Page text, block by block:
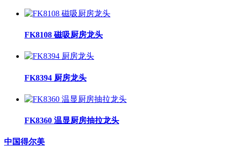
FK8108 磁吸厨房龙头
FK8394 厨房龙头
FK8360 温显厨房抽拉龙头
中国得尔美